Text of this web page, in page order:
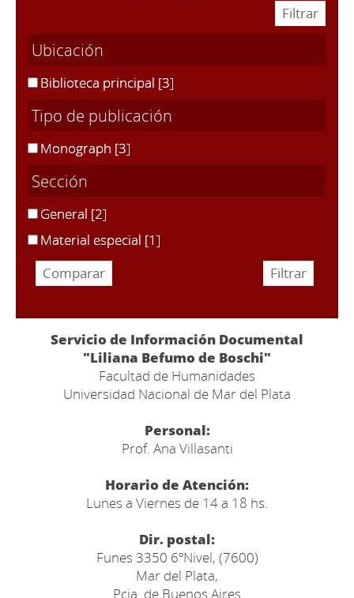
Ubicación
Biblioteca principal [3]
Tipo de publicación
Monograph [3]
Sección
General [2]
Material especial [1]
Servicio de Información Documental
"Liliana Befumo de Boschi"
Facultad de Humanidades
Universidad Nacional de Mar del Plata
Personal:
Prof. Ana Villasanti
Horario de Atención:
Lunes a Viernes de 14 a 18 hs.
Dir. postal:
Funes 3350 6ºNivel, (7600)
Mar del Plata,
Pcia. de Buenos Aires